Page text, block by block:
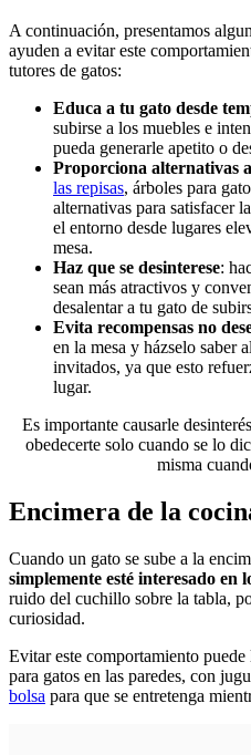
A continuación, presentamos
ayuden a evitar este
tutores de gatos:
Educa a tu gato desde
subirse a los muebles e
pueda generarle apetito o
Proporciona alternativas
las repisas, árboles para
alternativas para satisfacer
el entorno desde lugares
mesa.
Haz que se desinterese:
sean más atractivos y
desalentar a tu gato de
Evita recompensas no
en la mesa y házselo saber
invitados, ya que esto
lugar.
Es importante causarle
obedecerte solo cuando se lo
misma
Encimera de la
Cuando un gato se sube a la
simplemente esté interesado en
ruido del cuchillo sobre la tabla,
curiosidad.
Evitar este comportamiento
para gatos en las paredes, con
bolsa para que se entretenga